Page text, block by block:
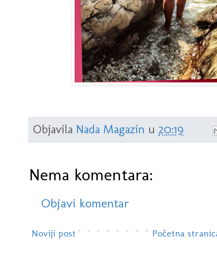
Objavila Nada Magazin u 20:19
Nema komentara:
Objavi komentar
Noviji post Početna